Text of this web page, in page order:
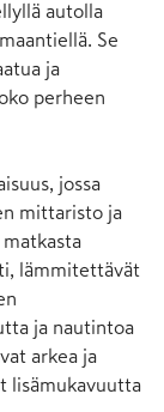
autolla
Se
ja
perheen
jossa
mittaristo ja
lämmitettävät
ja nautintoa
arkea ja
lisämukavuutta